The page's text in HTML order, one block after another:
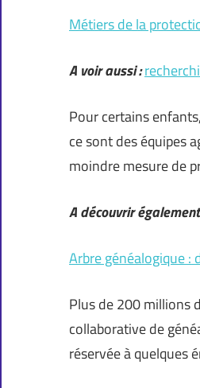
Métiers de la
A voir aussi :
Pour certains
ce sont des équipes
moindre mesure de
A découvrir
Arbre généalogique :
Plus de 200 millions
collaborative de
réservée à quelques